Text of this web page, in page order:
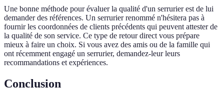
Une bonne méthode pour évaluer la qualité d'un serrurier est de lui
demander des références. Un serrurier renommé n'hésitera pas à
fournir les coordonnées de clients précédents qui peuvent attester de
la qualité de son service. Ce type de retour direct vous prépare
mieux à faire un choix. Si vous avez des amis ou de la famille qui
ont récemment engagé un serrurier, demandez-leur leurs
recommandations et expériences.
Conclusion